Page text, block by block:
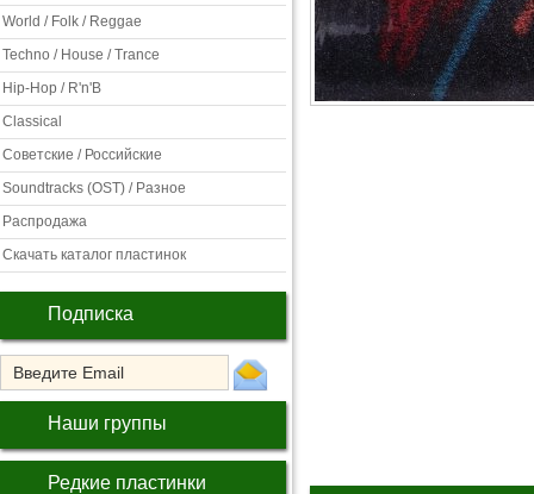
World / Folk / Reggae
Techno / House / Trance
Hip-Hop / R'n'B
Classical
Советские / Российские
Soundtracks (OST) / Разное
Распродажа
Скачать каталог пластинок
Подписка
Наши группы
Редкие пластинки